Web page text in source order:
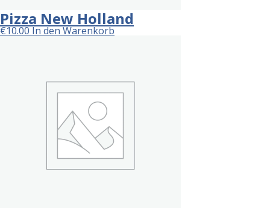
Pizza New Holland
€10.00In den Warenkorb